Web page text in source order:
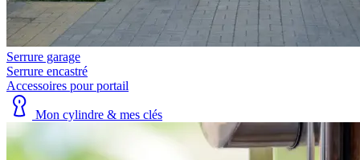
Serrure garage
Serrure encastré
Accessoires pour portail
Mon cylindre & mes clés